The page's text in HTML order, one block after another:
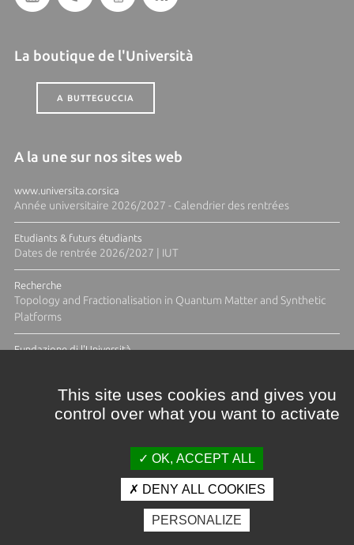
La boutique de l'Università
A BUTTEGUCCIA
A la une sur nos sites web
www.universita.corsica
Année universitaire 2026/2027 - Calendrier des rentrées
Etudiants & futurs étudiants
Dates de rentrée 2026/2027 | IUT
Recherche
Topology and Fractionalisation in Quantum Matter and Synthetic
Platforms
Fundazione di l'Università
Crédits et mentions légales
Espace presse
Photothèque
This site uses cookies and gives you
control over what you want to activate
OK, ACCEPT ALL
DENY ALL COOKIES
PERSONALIZE